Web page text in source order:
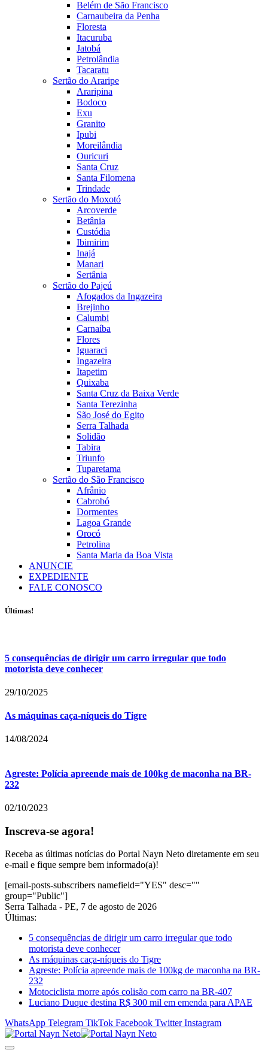
Belém de São Francisco
Carnaubeira da Penha
Floresta
Itacuruba
Jatobá
Petrolândia
Tacaratu
Sertão do Araripe
Araripina
Bodoco
Exu
Granito
Ipubi
Moreilândia
Ouricuri
Santa Cruz
Santa Filomena
Trindade
Sertão do Moxotó
Arcoverde
Betânia
Custódia
Ibimirim
Inajá
Manari
Sertânia
Sertão do Pajeú
Afogados da Ingazeira
Brejinho
Calumbi
Carnaíba
Flores
Iguaraci
Ingazeira
Itapetim
Quixaba
Santa Cruz da Baixa Verde
Santa Terezinha
São José do Egito
Serra Talhada
Solidão
Tabira
Triunfo
Tuparetama
Sertão do São Francisco
Afrânio
Cabrobó
Dormentes
Lagoa Grande
Orocó
Petrolina
Santa Maria da Boa Vista
ANUNCIE
EXPEDIENTE
FALE CONOSCO
Últimas!
5 consequências de dirigir um carro irregular que todo
motorista deve conhecer
29/10/2025
As máquinas caça-níqueis do Tigre
14/08/2024
Agreste: Polícia apreende mais de 100kg de maconha na BR-
232
02/10/2023
Inscreva-se agora!
Receba as últimas notícias do Portal Nayn Neto diretamente em seu
e-mail e fique sempre bem informado(a)!
[email-posts-subscribers namefield="YES" desc=""
group="Public"]
Serra Talhada - PE, 7 de agosto de 2026
Últimas:
5 consequências de dirigir um carro irregular que todo
motorista deve conhecer
As máquinas caça-níqueis do Tigre
Agreste: Polícia apreende mais de 100kg de maconha na BR-
232
Motociclista morre após colisão com carro na BR-407
Luciano Duque destina R$ 300 mil em emenda para APAE
WhatsApp Telegram TikTok Facebook Twitter Instagram